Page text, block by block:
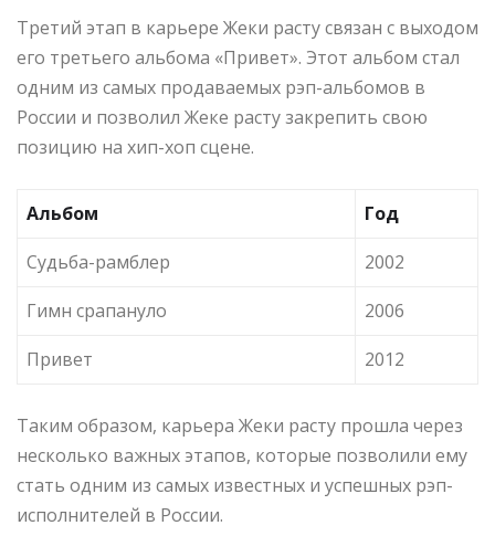
Третий этап в карьере Жеки расту связан с выходом
его третьего альбома «Привет». Этот альбом стал
одним из самых продаваемых рэп-альбомов в
России и позволил Жеке расту закрепить свою
позицию на хип-хоп сцене.
Альбом
Год
Судьба-рамблер
2002
Гимн срапануло
2006
Привет
2012
Таким образом, карьера Жеки расту прошла через
несколько важных этапов, которые позволили ему
стать одним из самых известных и успешных рэп-
исполнителей в России.